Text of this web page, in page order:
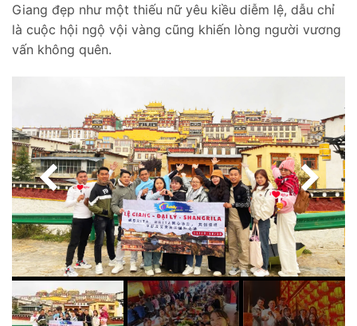
Giang đẹp như một thiếu nữ yêu kiều diễm lệ, dẫu chỉ
là cuộc hội ngộ vội vàng cũng khiến lòng người vương
vấn không quên.